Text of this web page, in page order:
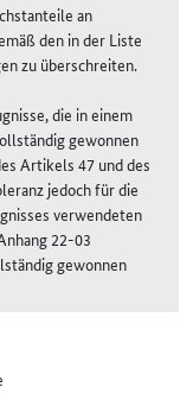
an
den in der Liste
zu überschreiten.
die in einem
gewonnen
Artikels 47 und des
jedoch für die
verwendeten
22-03
gewonnen